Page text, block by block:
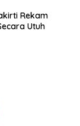
Rekam
Utuh